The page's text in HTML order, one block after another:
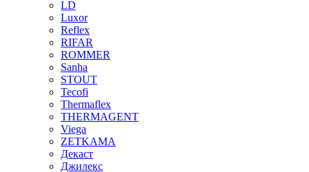
LD
Luxor
Reflex
RIFAR
ROMMER
Sanha
STOUT
Tecofi
Thermaflex
THERMAGENT
Viega
ZETKAMA
Декаст
Джилекс